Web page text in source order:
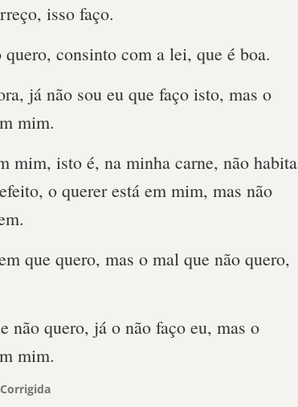
isso faço.
quero, consinto com a lei, que é boa.
já não sou eu que faço isto, mas o
mim.
mim, isto é, na minha carne, não habita
o querer está em mim, mas não
que quero, mas o mal que não quero,
não quero, já o não faço eu, mas o
mim.